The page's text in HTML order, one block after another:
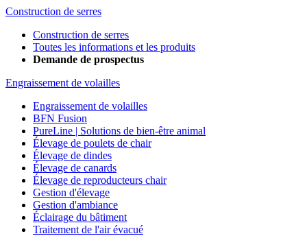
Construction de serres
Construction de serres
Toutes les informations et les produits
Demande de prospectus
Engraissement de volailles
Engraissement de volailles
BFN Fusion
PureLine | Solutions de bien-être animal
Élevage de poulets de chair
Élevage de dindes
Élevage de canards
Élevage de reproducteurs chair
Gestion d'élevage
Gestion d'ambiance
Éclairage du bâtiment
Traitement de l'air évacué